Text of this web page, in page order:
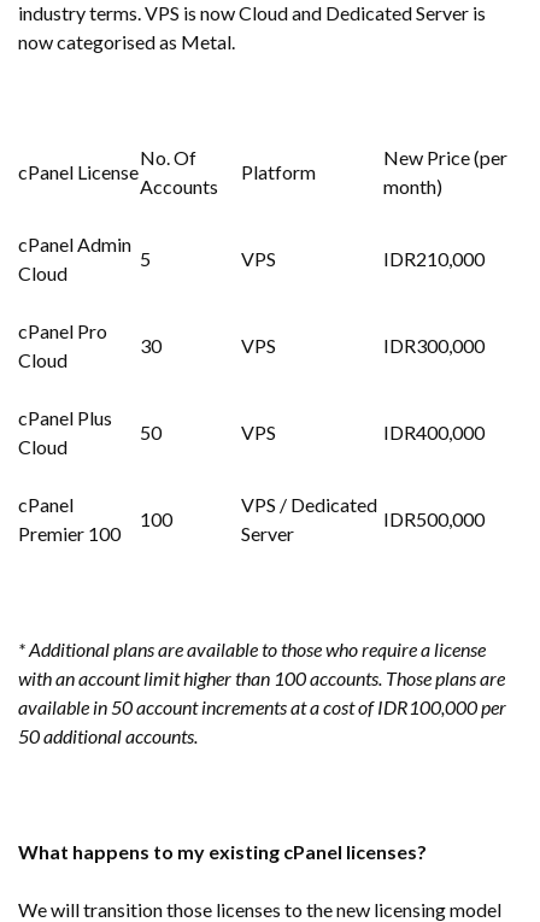
industry terms. VPS is now Cloud and Dedicated Server is
now categorised as Metal.
cPanel License
No. Of
Accounts
Platform
New Price (per
month)
cPanel Admin
Cloud
5 VPS IDR210,000
cPanel Pro
Cloud
30 VPS IDR300,000
cPanel Plus
Cloud
50 VPS IDR400,000
cPanel
Premier 100
100
VPS / Dedicated
Server
IDR500,000
* Additional plans are available to those who require a license
with an account limit higher than 100 accounts. Those plans are
available in 50 account increments at a cost of IDR100,000 per
50 additional accounts.
What happens to my existing cPanel licenses?
We will transition those licenses to the new licensing model